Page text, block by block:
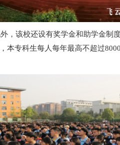
，该校还设有奖学金和助学金制
本专科生每人每年最高不超过